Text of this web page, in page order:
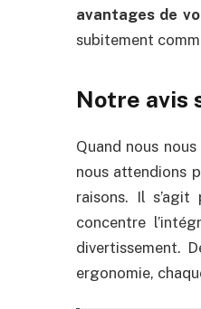
avantages de
subitement
Notre avis
Quand nous
nous attendions
raisons. Il
concentre
divertissement.
ergonomie,